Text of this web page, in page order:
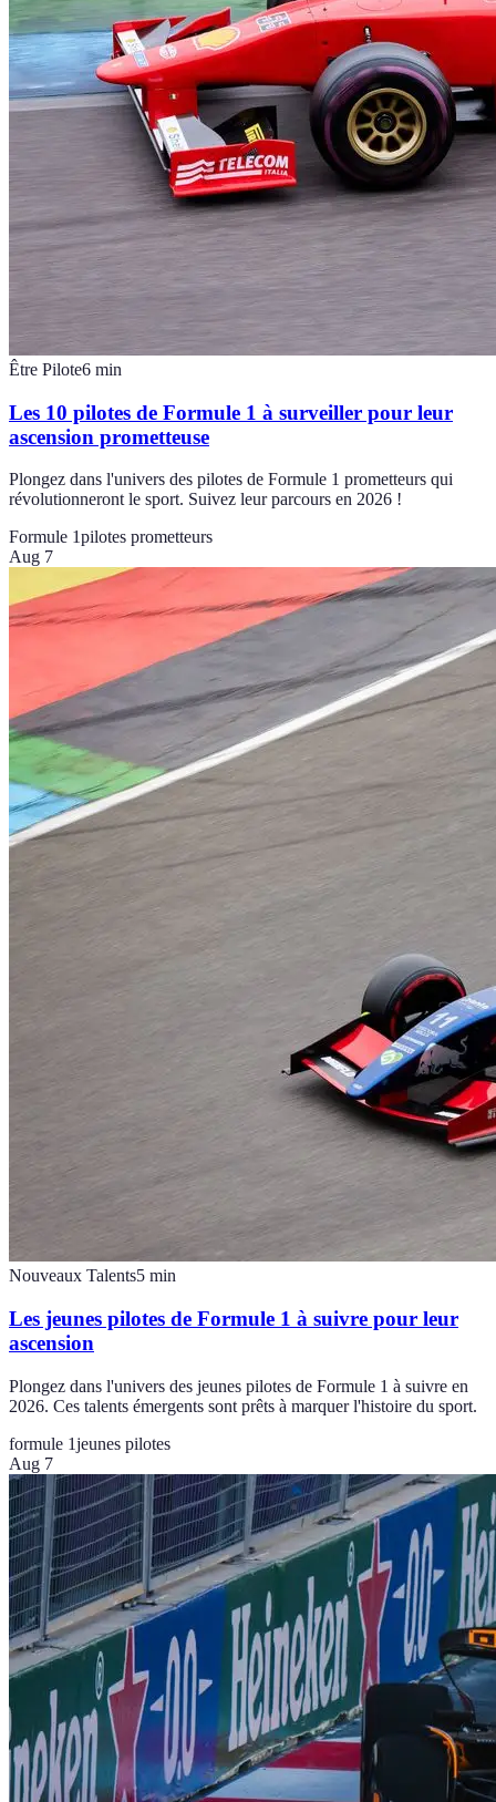
Être Pilote6 min
Les 10 pilotes de Formule 1 à surveiller pour leur
ascension prometteuse
Plongez dans l'univers des pilotes de Formule 1 prometteurs qui
révolutionneront le sport. Suivez leur parcours en 2026 !
Formule 1pilotes prometteurs
Aug 7
Nouveaux Talents5 min
Les jeunes pilotes de Formule 1 à suivre pour leur
ascension
Plongez dans l'univers des jeunes pilotes de Formule 1 à suivre en
2026. Ces talents émergents sont prêts à marquer l'histoire du sport.
formule 1jeunes pilotes
Aug 7